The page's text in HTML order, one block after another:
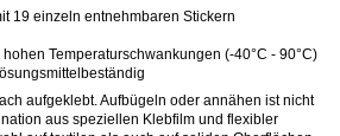
19 einzeln entnehmbaren Stickern
Temperaturschwankungen (-40°C - 90°C)
aufgeklebt. Aufbügeln oder annähen ist nicht
aus speziellen Klebfilm und flexibler